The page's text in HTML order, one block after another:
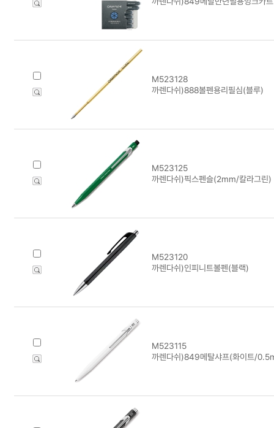
M523128
까렌다쉬)888볼펜용리필심(블루)
M523125
까렌다쉬)픽스펜슬(2mm/칼라그린)
M523120
까렌다쉬)인피니트볼펜(블랙)
M523115
까렌다쉬)849메탈샤프(화이트/